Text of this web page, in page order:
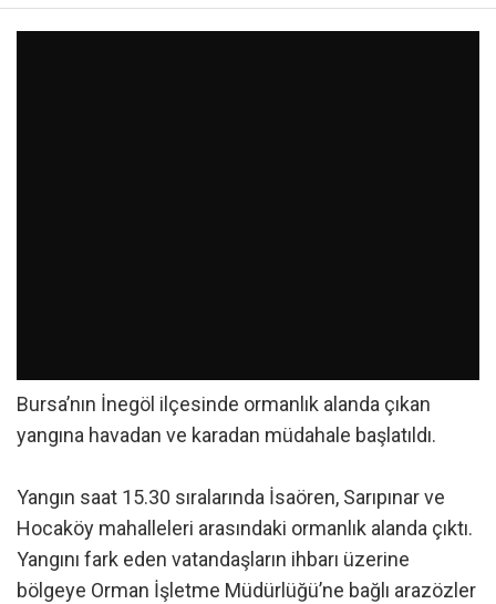
Bursa’nın İnegöl ilçesinde ormanlık alanda çıkan
yangına havadan ve karadan müdahale başlatıldı.
Yangın saat 15.30 sıralarında İsaören, Sarıpınar ve
Hocaköy mahalleleri arasındaki ormanlık alanda çıktı.
Yangını fark eden vatandaşların ihbarı üzerine
bölgeye Orman İşletme Müdürlüğü’ne bağlı arazözler